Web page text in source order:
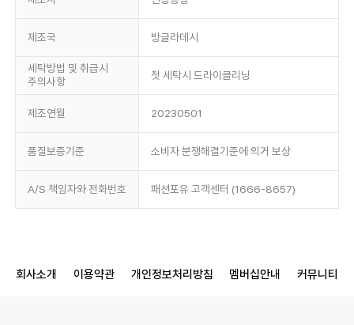
제조국 방글라데시
세탁방법 및 취급시
주의사항
첫 세탁시 드라이클리닝
제조연월 20230501
품질보증기준 소비자 분쟁해결기준에 의거 보상
A/S 책임자와 전화번호 패션포유 고객센터 (1666-8657)
회사소개 이용약관 개인정보처리방침 멤버십안내 커뮤니티